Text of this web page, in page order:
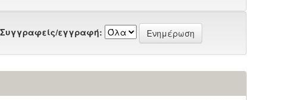
Συγγραφείς/εγγραφή: